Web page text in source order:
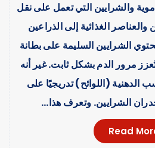
والشرايين التي تعمل على نقل​
الغذائية إلى الذراعين
الشرايين السليمة على بطانة
مرور الدم بشكل ثابت. غير أنه
الدهنية (اللوائح) تدريجيًا على
الشرايين. وتعرف هذا…
Read